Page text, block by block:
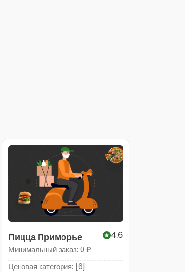
Пицца Приморье 4.6
Минимальный заказ: 0 ₽
Ценовая категория: [6]